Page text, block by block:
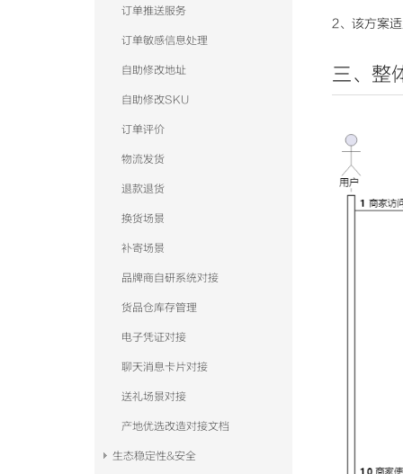
订单推送服务
订单敏感信息处理
自助修改地址
自助修改SKU
订单评价
物流发货
退款退货
换货场景
补寄场景
品牌商自研系统对接
货品仓库存管理
电子凭证对接
聊天消息卡片对接
送礼场景对接
产地优选改造对接文档
生态稳定性&安全
2、该方案
三、整